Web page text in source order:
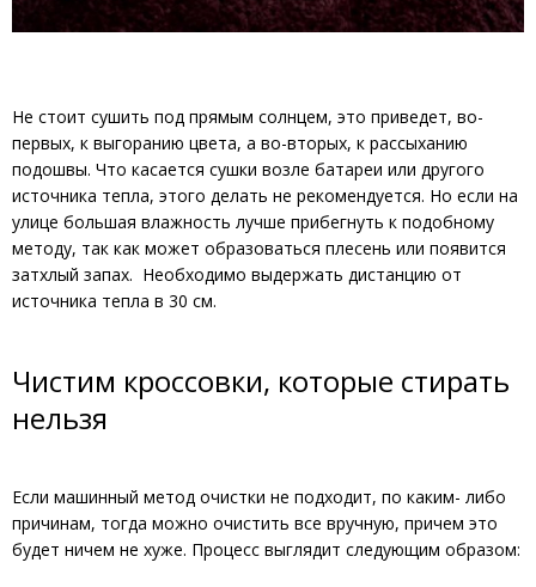
Не стоит сушить под прямым солнцем, это приведет, во-
первых, к выгоранию цвета, а во-вторых, к рассыханию
подошвы. Что касается сушки возле батареи или другого
источника тепла, этого делать не рекомендуется. Но если на
улице большая влажность лучше прибегнуть к подобному
методу, так как может образоваться плесень или появится
затхлый запах. Необходимо выдержать дистанцию от
источника тепла в 30 см.
Чистим кроссовки, которые стирать
нельзя
Если машинный метод очистки не подходит, по каким- либо
причинам, тогда можно очистить все вручную, причем это
будет ничем не хуже. Процесс выглядит следующим образом: